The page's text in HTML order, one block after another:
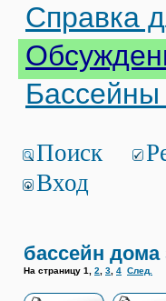
Справка
Бассейны
Поиск
Вход
бассейн
На страницу 1 2 3 4 След.